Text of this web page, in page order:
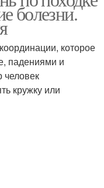
болезни.
которое
падениями и
кружку или